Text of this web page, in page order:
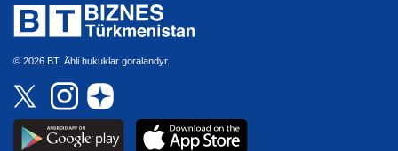
© 2026 BT. Ähli hukuklar goralandyr.